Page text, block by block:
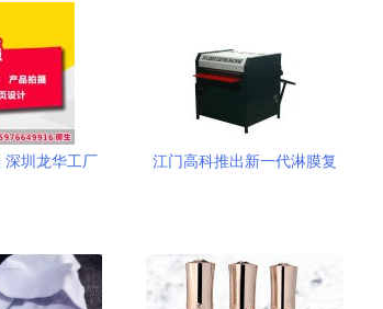
深圳龙华工厂
江门高科推出新一代淋膜复